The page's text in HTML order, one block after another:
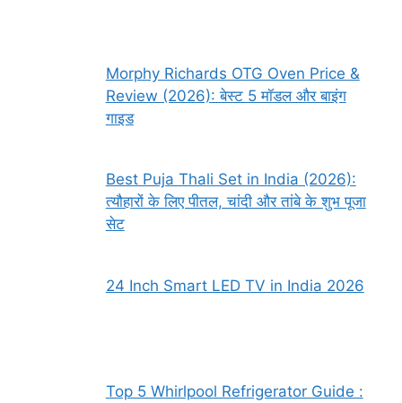
Morphy Richards OTG Oven Price &
Review (2026): बेस्ट 5 मॉडल और बाइंग
गाइड
Best Puja Thali Set in India (2026):
त्यौहारों के लिए पीतल, चांदी और तांबे के शुभ पूजा
सेट
24 Inch Smart LED TV in India 2026
Top 5 Whirlpool Refrigerator Guide :